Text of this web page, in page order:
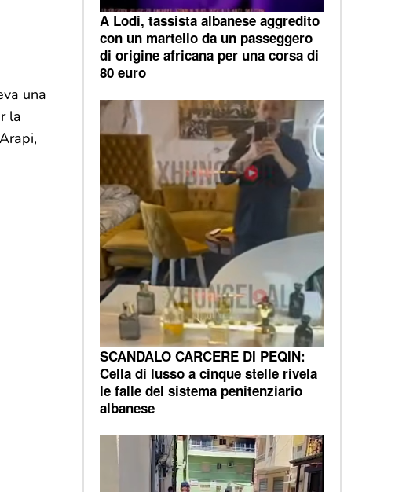
una
la
A Lodi, tassista albanese aggredito
con un martello da un passeggero
di origine africana per una corsa di
80 euro
SCANDALO CARCERE DI PEQIN:
Cella di lusso a cinque stelle rivela
le falle del sistema penitenziario
albanese